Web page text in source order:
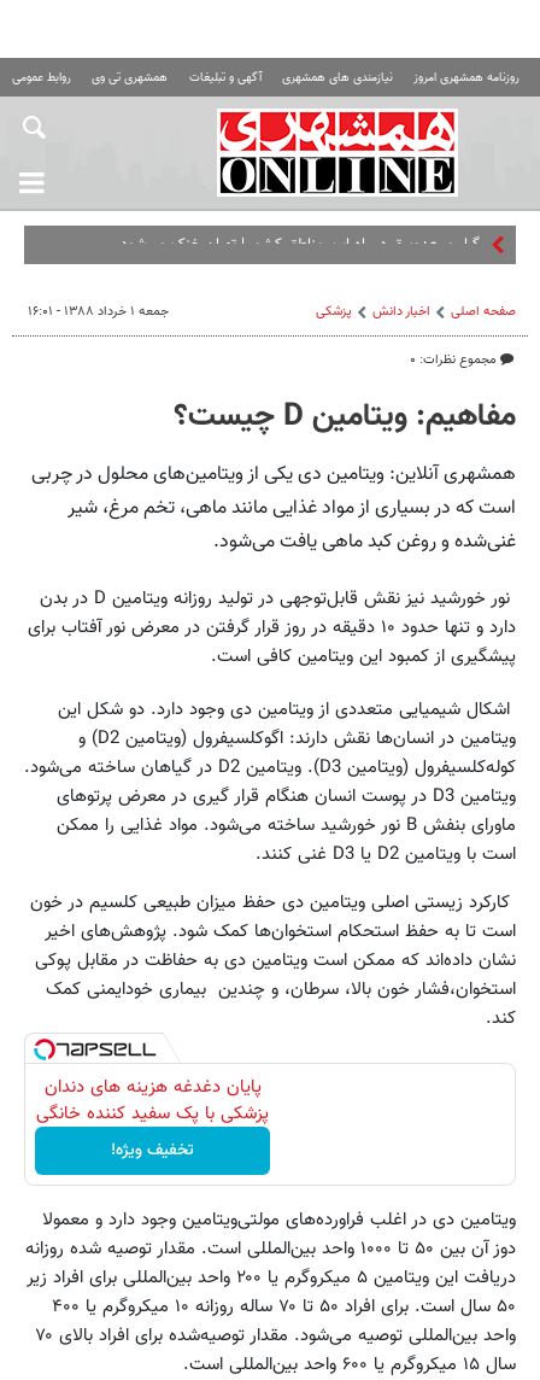
روزنامه همشهری امروز نیازمندی های همشهری آگهی و تبلیغات همشهری تی وی روابط عمومی
صفحه اصلی اخبار دانش پزشکی
مجموع نظرات: ۰
جمعه ۱ خرداد ۱۳۸۸ - ۱۶:۰۱
مفاهیم: ویتامین D چیست؟
همشهری آنلاین: ویتامین دی یکی از ویتامین‌های محلول در چربی
است که در بسیاری از مواد غذایی مانند ماهی، تخم‌ مرغ، شیر
غنی‌شده و روغن کبد ماهی یافت می‌شود.
نور خورشید نیز نقش قابل‌توجهی در تولید روزانه ویتامین D در بدن
دارد و تنها حدود ۱۰ دقیقه در روز قرار گرفتن در معرض نور آفتاب برای
پیشگیری از کمبود این ویتامین کافی است.
اشکال شیمیایی متعددی از ویتامین دی وجود دارد. دو شکل این
ویتامین در انسان‌ها نقش دارند: اگوکلسیفرول (ویتامین D2) و
کوله‌کلسیفرول (ویتامین D3). ویتامین D2 در گیاهان ساخته می‌شود.
ویتامین D3 در پوست انسان هنگام قرار گیری در معرض پرتوهای
ماورای بنفش B نور خورشید ساخته می‌شود. مواد غذایی را ممکن
است با ویتامین D2 یا D3 غنی کنند.
کارکرد زیستی اصلی ویتامین دی حفظ میزان طبیعی کلسیم در خون
است تا به حفظ استحکام استخوان‌ها کمک شود. پژوهش‌های اخیر
نشان‌ داده‌اند که ممکن است ویتامین دی به حفاظت در مقابل پوکی
استخوان،‌فشار خون بالا،‌ سرطان،‌ و چندین بیماری خودایمنی کمک
کند.
پایان دغدغه هزینه های دندان
پزشکی با پک سفید کننده خانگی
تخفیف ویژه!
ویتامین دی در اغلب فراورده‌های مولتی‌ویتامین وجود دارد و معمولا
دوز آن بین ۵۰ تا ۱۰۰۰ واحد بین‌المللی است. مقدار توصیه شده روزانه
دریافت این ویتامین ۵ میکروگرم یا ۲۰۰ واحد بین‌المللی برای افراد زیر
۵۰ سال است. برای افراد ۵۰ تا ۷۰ ساله روزانه ۱۰ میکروگرم یا ۴۰۰
واحد بین‌المللی توصیه می‌شود. مقدار توصیه‌شده برای افراد بالای ۷۰
سال ۱۵ میکروگرم یا ۶۰۰ واحد بین‌المللی است.